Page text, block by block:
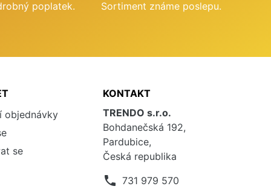
poplatek.
Sortiment známe poslepu.
objednávky
se
KONTAKT
TRENDO s.r.o.
Bohdanečská 192,
Pardubice,
Česká republika
phone 731 979 570